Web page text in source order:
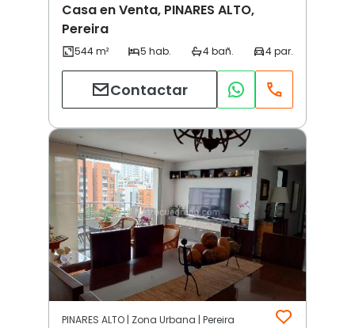
Casa en Venta, PINARES ALTO,
Pereira
Contactar
PINARES ALTO | Zona Urbana | Pereira